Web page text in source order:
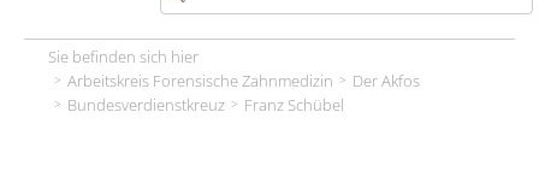
Sie befinden sich hier
Arbeitskreis Forensische Zahnmedizin
Der Akfos
Bundesverdienstkreuz
Franz Schübel